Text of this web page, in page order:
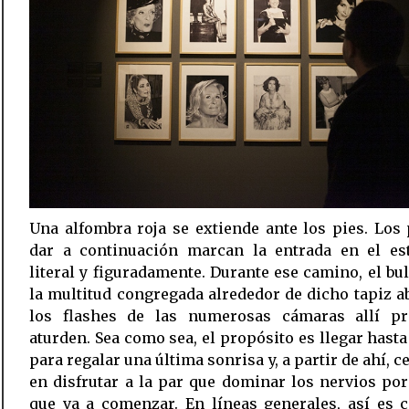
Una alfombra roja se extiende ante los pies. Los
dar a continuación marcan la entrada en el
literal y figuradamente. Durante ese camino, el
la multitud congregada alrededor de dicho tapiz
los flashes de las numerosas cámaras allí
aturden. Sea como sea, el propósito es llegar
para regalar una última sonrisa y, a partir de ahí,
en disfrutar a la par que dominar los nervios
que va a comenzar. En líneas generales, así es